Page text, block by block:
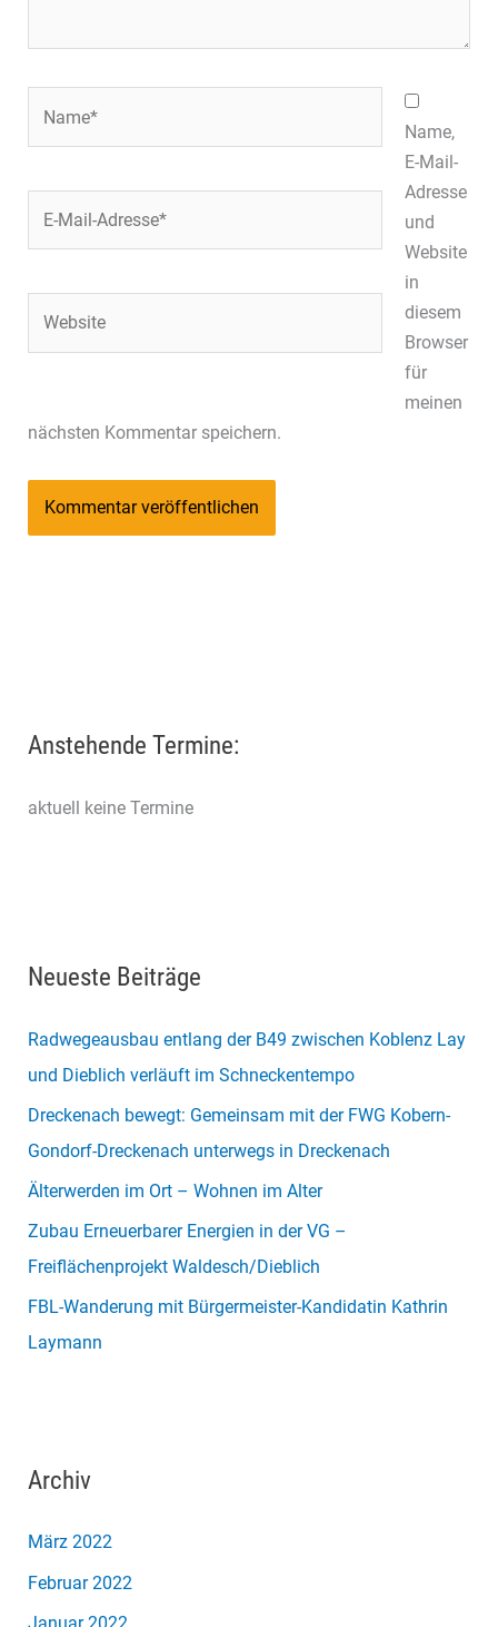
Name,
E-Mail-
Adresse
und
Website
in
diesem
Browser
für
meinen
nächsten Kommentar speichern.
Anstehende Termine:
aktuell keine Termine
Neueste Beiträge
Radwegeausbau entlang der B49 zwischen Koblenz Lay
und Dieblich verläuft im Schneckentempo
Dreckenach bewegt: Gemeinsam mit der FWG Kobern-
Gondorf-Dreckenach unterwegs in Dreckenach
Älterwerden im Ort – Wohnen im Alter
Zubau Erneuerbarer Energien in der VG –
Freiflächenprojekt Waldesch/Dieblich
FBL-Wanderung mit Bürgermeister-Kandidatin Kathrin
Laymann
Archiv
März 2022
Februar 2022
Januar 2022